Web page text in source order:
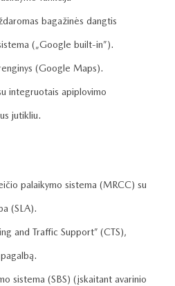
bagažinės dangtis
(„Google built-in”).
(Google Maps).
integruotais apiplovimo
jutikliu.
palaikymo sistema (MRCC) su
(SLA).
and Traffic Support” (CTS),
sistema (SBS) (įskaitant avarinio